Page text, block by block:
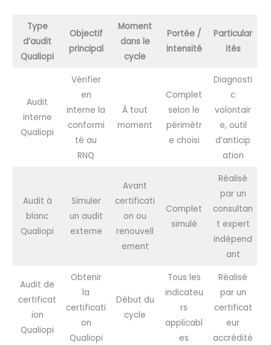
Type
d’audit
Qualiopi
Objectif
principal
Moment
dans le
cycle
Portée /
intensité
Particular
ités
Audit
interne
Qualiopi
Vérifier
en
interne la
conformi
té au
RNQ
À tout
moment
Complet
selon le
périmètr
e choisi
Diagnosti
c
volontair
e, outil
d’anticip
ation
Audit à
blanc
Qualiopi
Simuler
un audit
externe
Avant
certificati
on ou
renouvell
ement
Complet
simulé
Réalisé
par un
consultan
t expert
indépend
ant
Audit de
certificat
ion
Qualiopi
Obtenir
la
certificati
on
Qualiopi
Début du
cycle
Tous les
indicateu
rs
applicabl
es
Réalisé
par un
certificat
eur
accrédité